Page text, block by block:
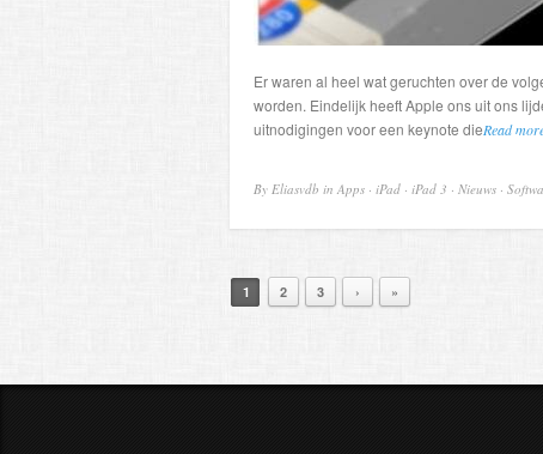
Er waren al heel wat geruchten over de
worden. Eindelijk heeft Apple ons uit ons
uitnodigingen voor een keynote dieRead
By Eliasvdb in Apps · iPad · iPad 3 · Nieuws ·
1 2 3 › »